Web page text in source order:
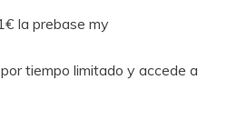
la prebase my
tiempo limitado y accede a